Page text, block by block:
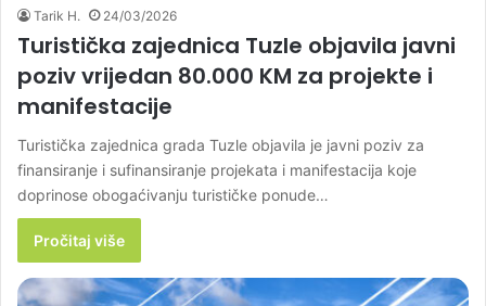
Tarik H. 24/03/2026
Turistička zajednica Tuzle objavila javni
poziv vrijedan 80.000 KM za projekte i
manifestacije
Turistička zajednica grada Tuzle objavila je javni poziv za
finansiranje i sufinansiranje projekata i manifestacija koje
doprinose obogaćivanju turističke ponude…
Pročitaj više